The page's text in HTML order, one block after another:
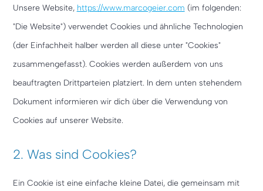
Unsere Website, https://www.marcogeier.com (im folgenden:
"Die Website") verwendet Cookies und ähnliche Technologien
(der Einfachheit halber werden all diese unter "Cookies"
zusammengefasst). Cookies werden außerdem von uns
beauftragten Drittparteien platziert. In dem unten stehendem
Dokument informieren wir dich über die Verwendung von
Cookies auf unserer Website.
2. Was sind Cookies?
Ein Cookie ist eine einfache kleine Datei, die gemeinsam mit